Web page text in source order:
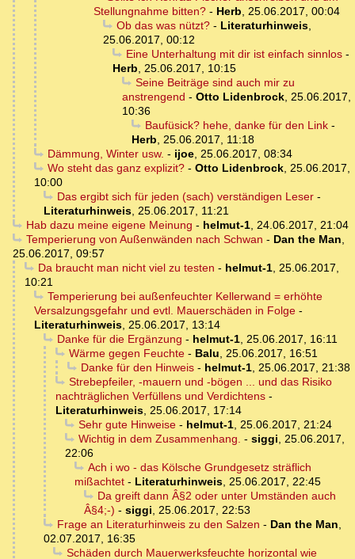
Stellungnahme bitten? - Herb, 25.06.2017, 00:04
Ob das was nützt?- Literaturhinweis,
25.06.2017, 00:12
Eine Unterhaltung mit dir ist einfach sinnlos-
Herb, 25.06.2017, 10:15
Seine Beiträge sind auch mir zu
anstrengend - Otto Lidenbrock, 25.06.2017,
10:36
Baufüsick? hehe, danke für den Link-
Herb, 25.06.2017, 11:18
Dämmung, Winter usw. - ijoe, 25.06.2017, 08:34
Wo steht das ganz explizit?- Otto Lidenbrock, 25.06.2017,
10:00
Das ergibt sich für jeden (sach) verständigen Leser-
Literaturhinweis, 25.06.2017, 11:21
Hab dazu meine eigene Meinung - helmut-1, 24.06.2017, 21:04
Temperierung von Außenwänden nach Schwan - Dan the Man,
25.06.2017, 09:57
Da braucht man nicht viel zu testen - helmut-1, 25.06.2017,
10:21
Temperierung bei außenfeuchter Kellerwand = erhöhte
Versalzungsgefahr und evtl. Mauerschäden in Folge -
Literaturhinweis, 25.06.2017, 13:14
Danke für die Ergänzung - helmut-1, 25.06.2017, 16:11
Wärme gegen Feuchte- Balu, 25.06.2017, 16:51
Danke für den Hinweis- helmut-1, 25.06.2017, 21:38
Strebepfeiler, -mauern und -bögen ... und das Risiko
nachträglichen Verfüllens und Verdichtens -
Literaturhinweis, 25.06.2017, 17:14
Sehr gute Hinweise- helmut-1, 25.06.2017, 21:24
Wichtig in dem Zusammenhang. - siggi, 25.06.2017,
22:06
Ach i wo - das Kölsche Grundgesetz sträflich
mißachtet - Literaturhinweis, 25.06.2017, 22:45
Da greift dann Â§2 oder unter Umständen auch
Â§4;-) - siggi, 25.06.2017, 22:53
Frage an Literaturhinweis zu den Salzen - Dan the Man,
02.07.2017, 16:35
Schäden durch Mauerwerksfeuchte horizontal wie